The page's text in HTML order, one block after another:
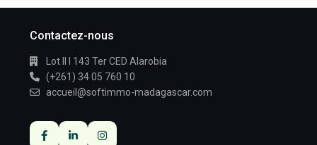
Contactez-nous
Lot II I 143 Ter CED Alarobia
(+261) 34 05 760 10
accueil@softimmo-madagascar.com